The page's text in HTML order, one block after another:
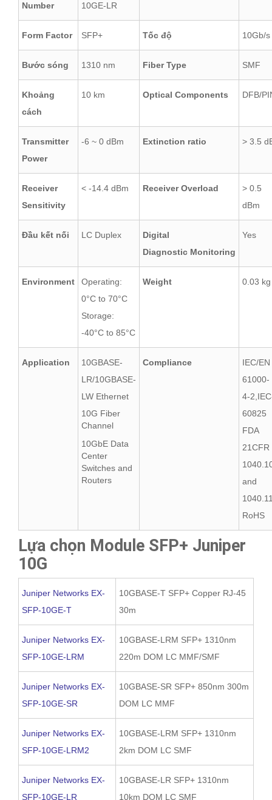
Number
10GE-LR
Form Factor SFP+ Tốc độ 10Gb/s
Bước sóng 1310 nm Fiber Type SMF
Khoảng
cách
10 km Optical Components DFB/
Transmitter
Power
-6 ~ 0 dBm Extinction ratio > 3.5
Receiver
Sensitivity
< -14.4 dBm Receiver Overload
> 0.5
dBm
Đầu kết nối LC Duplex
Digital
Diagnostic Monitoring
Yes
Environment
Operating:
0°C to 70°C
Storage:
-40°C to 85°C
Weight 0.03 kg
Application
10GBASE-
LR/10GBASE-
LW Ethernet
10G Fiber
Channel
10GbE Data
Center
Switches and
Routers
Compliance
IEC/EN
61000-
4-
60825
FDA
21CFR
and
RoHS
Lựa chọn Module SFP+ Juniper
10G
Juniper Networks EX-
SFP-10GE-T
10GBASE-T SFP+ Copper RJ-45
30m
Juniper Networks EX-
SFP-10GE-LRM
10GBASE-LRM SFP+ 1310nm
220m DOM LC MMF/SMF
Juniper Networks EX-
SFP-10GE-SR
10GBASE-SR SFP+ 850nm 300m
DOM LC MMF
Juniper Networks EX-
SFP-10GE-LRM2
10GBASE-LRM SFP+ 1310nm
2km DOM LC SMF
Juniper Networks EX-
SFP-10GE-LR
10GBASE-LR SFP+ 1310nm
10km DOM LC SMF